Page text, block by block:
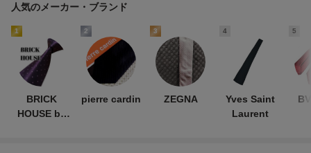
人気のメーカー・ブランド
1
BRICK
HOUSE by
2
pierre cardin
3
ZEGNA
4
Yves Saint
Laurent
5